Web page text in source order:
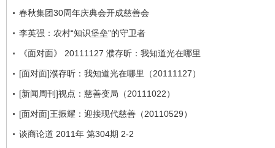
春秋集团30周年庆典会开成慈善会
李英强：农村“知识堡垒”的守卫者
《面对面》 20111127 濮存昕：我知道光在哪里
[面对面]濮存昕：我知道光在哪里（20111127）
[新闻周刊]视点：慈善变局（20111022）
[面对面]王振耀：迎接现代慈善（20110529）
谈商论道 2011年 第304期 2-2